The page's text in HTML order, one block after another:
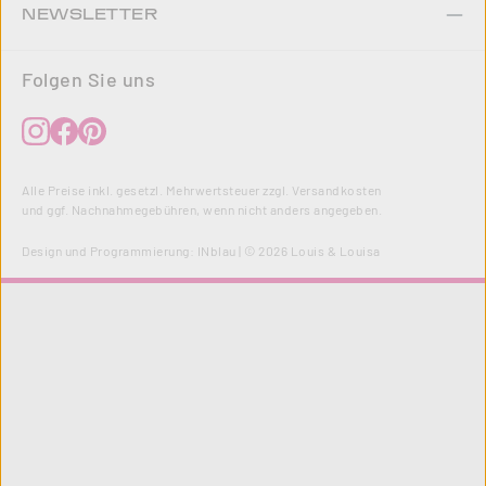
NEWSLETTER
Folgen Sie uns
Alle Preise inkl. gesetzl. Mehrwertsteuer zzgl. Versandkosten
und ggf. Nachnahmegebühren, wenn nicht anders angegeben.
Design und Programmierung: INblau | © 2026 Louis & Louisa